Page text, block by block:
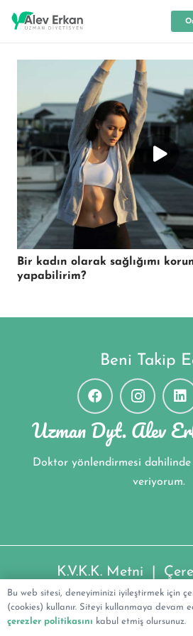
Bir kadın olarak sağlığımı
yapabilirim?
Beni Takip
Uzman Dyt. Alev
Doktor yönlendirmesi
veriyorum.
K.V.K.K. Metni
Uzman Dyt. Alev Erkan
Bu web sitesi, deneyiminizi iyileştirmek için
(cookies) kullanır. Siteyi kullanmaya devam
çerezler politikasını kabul etmiş olursunuz.